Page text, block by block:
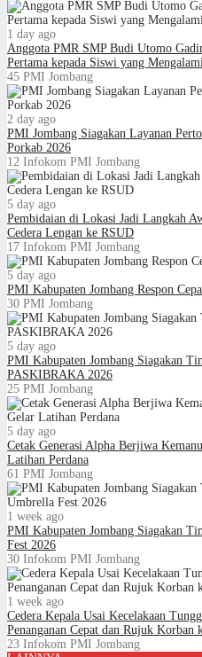
1 day ago
Anggota PMR SMP Budi Utomo
Pertama kepada Siswi yang
45 PMI Jombang
2 day ago
PMI Jombang Siagakan Layanan
Porkab 2026
12 Infokom PMI Jombang
5 day ago
Pembidaian di Lokasi Jadi Langkah
Cedera Lengan ke RSUD
17 Infokom PMI Jombang
5 day ago
PMI Kabupaten Jombang Respon
30 PMI Jombang
5 day ago
PMI Kabupaten Jombang Siagakan
PASKIBRAKA 2026
25 PMI Jombang
5 day ago
Cetak Generasi Alpha Berjiwa
Latihan Perdana
61 PMI Jombang
1 week ago
PMI Kabupaten Jombang Siagakan
Fest 2026
30 Infokom PMI Jombang
1 week ago
Cedera Kepala Usai Kecelakaan
Penanganan Cepat dan Rujuk Korban
23 Infokom PMI Jombang